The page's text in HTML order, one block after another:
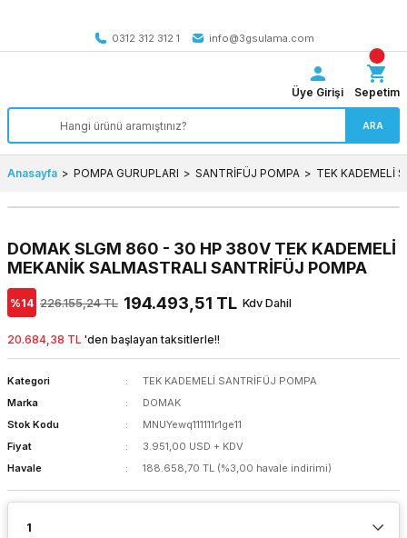
0312 312 312 1
info@3gsulama.com
ARA
Üye Girişi Sepetim
Anasayfa POMPA GURUPLARI SANTRİFÜJ POMPA TEK KADEMELİ
DOMAK SLGM 860 - 30 HP 380V TEK KADEMELİ
MEKANİK SALMASTRALI SANTRİFÜJ POMPA
%14 226.155,24 TL 194.493,51 TL Kdv Dahil
20.684,38 TL 'den başlayan taksitlerle!!
Kategori
TEK KADEMELİ SANTRİFÜJ POMPA
Marka
DOMAK
Stok Kodu
MNUYewq111111r1ge11
Fiyat
3.951,00 USD + KDV
Havale
188.658,70 TL (%3,00 havale indirimi)